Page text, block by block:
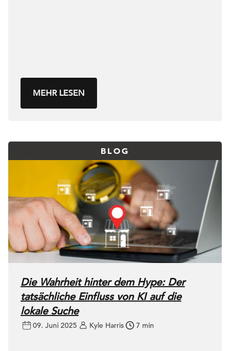
MEHR LESEN
BLOG
Die Wahrheit hinter dem Hype: Der
tatsächliche Einfluss von KI auf die
lokale Suche
09. Juni 2025 Kyle Harris 7 min